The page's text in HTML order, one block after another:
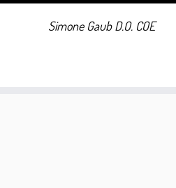
Simone Gaub D.O. COE